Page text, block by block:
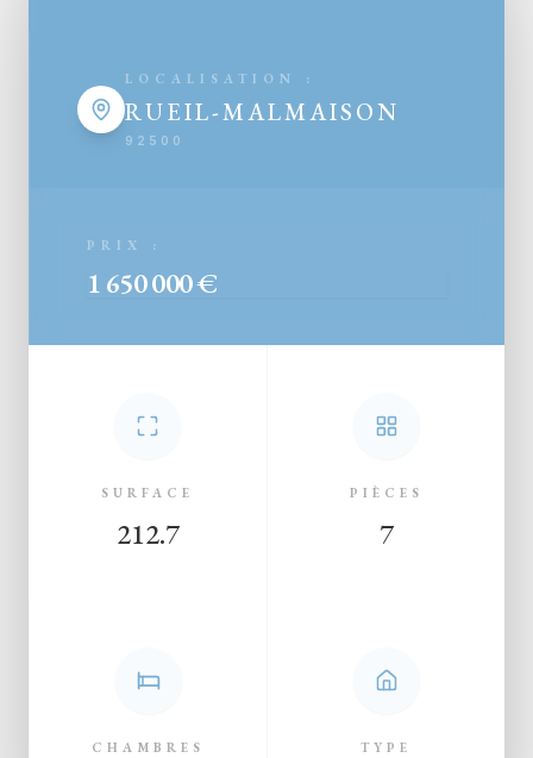
LOCALISATION :
RUEIL-MALMAISON
92500
PRIX :
1 650 000 €
SURFACE
212.7
PIÈCES
7
CHAMBRES TYPE